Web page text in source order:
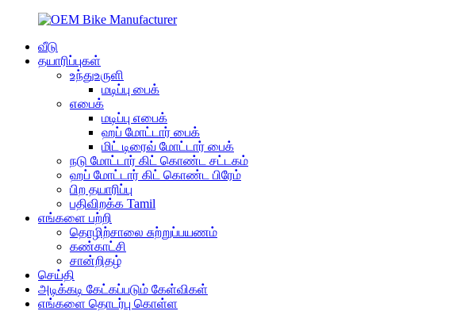
வீடு
தயாரிப்புகள்
உந்துஉருளி
மடிப்பு பைக்
எபைக்
மடிப்பு எபைக்
ஹப் மோட்டார் பைக்
மிட் டிரைவ் மோட்டார் பைக்
நடு மோட்டார் கிட் கொண்ட சட்டகம்
ஹப் மோட்டார் கிட் கொண்ட பிரேம்
பிற தயாரிப்பு
பதிவிறக்க Tamil
எங்களை பற்றி
தொழிற்சாலை சுற்றுப்பயணம்
கண்காட்சி
சான்றிதழ்
செய்தி
அடிக்கடி கேட்கப்படும் கேள்விகள்
எங்களை தொடர்பு கொள்ள